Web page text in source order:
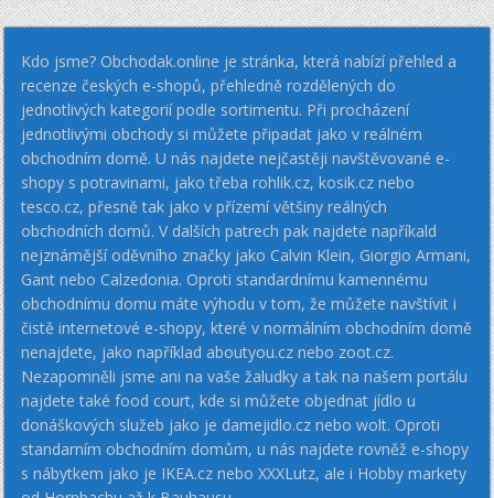
Kdo jsme? Obchodak.online je stránka, která nabízí přehled a
recenze českých e-shopů, přehledně rozdělených do
jednotlivých kategorií podle sortimentu. Při procházení
jednotlivými obchody si můžete připadat jako v reálném
obchodním domě. U nás najdete nejčastěji navštěvované e-
shopy s potravinami, jako třeba rohlik.cz, kosik.cz nebo
tesco.cz, přesně tak jako v přízemí většiny reálných
obchodních domů. V dalších patrech pak najdete napříkald
nejznámější oděvního značky jako Calvin Klein, Giorgio Armani,
Gant nebo Calzedonia. Oproti standardnímu kamennému
obchodnímu domu máte výhodu v tom, že můžete navštívit i
čistě internetové e-shopy, které v normálním obchodním domě
nenajdete, jako například aboutyou.cz nebo zoot.cz.
Nezapomněli jsme ani na vaše žaludky a tak na našem portálu
najdete také food court, kde si můžete objednat jídlo u
donáškových služeb jako je damejidlo.cz nebo wolt. Oproti
standarním obchodním domům, u nás najdete rovněž e-shopy
s nábytkem jako je IKEA.cz nebo XXXLutz, ale i Hobby markety